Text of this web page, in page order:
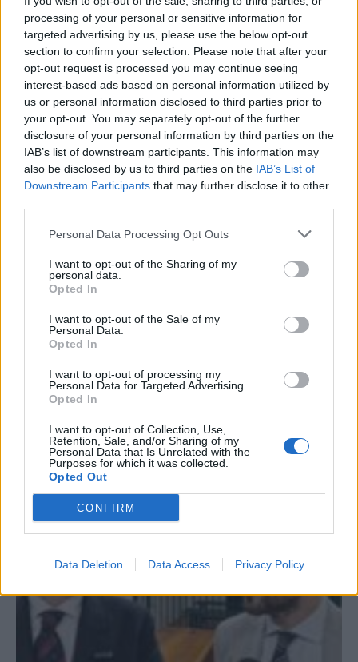
processing of your personal or sensitive information for
targeted advertising by us, please use the below opt-out
section to confirm your selection. Please note that after your
opt-out request is processed you may continue seeing
interest-based ads based on personal information utilized by
us or personal information disclosed to third parties prior to
your opt-out. You may separately opt-out of the further
disclosure of your personal information by third parties on the
IAB’s list of downstream participants. This information may
also be disclosed by us to third parties on the IAB’s List of
Downstream Participants that may further disclose it to other
Personal Data Processing Opt Outs
I want to opt-out of the Sharing of my
personal data.
Opted In
I want to opt-out of the Sale of my
Personal Data.
Opted In
I want to opt-out of processing my
Personal Data for Targeted Advertising.
Opted In
I want to opt-out of Collection, Use,
Retention, Sale, and/or Sharing of my
Personal Data that Is Unrelated with the
Purposes for which it was collected.
Opted Out
CONFIRM
Data Deletion Data Access Privacy Policy
Parabiago
Omicidio Ravasio, Pereira Carneiro pronta
all’appello: “È combattiva, ha sempre affermato
la sua innocenza”
Omicidio Potincu, la difesa di Mostoni chiede il
rito abbreviato dopo la contestazione dello
stalking